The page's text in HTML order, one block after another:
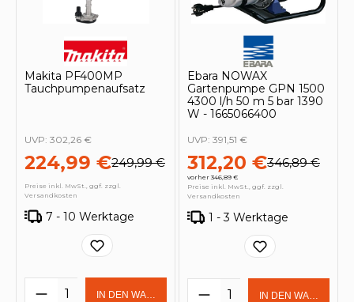
Makita PF400MP
Tauchpumpenaufsatz
224,99 €249,99 €
UVP: 302,26 €
Preise inkl. MwSt., ggf. zzgl.
Versandkosten
7 - 10 Werktage
Produkt Anzahl: Gib den
IN DEN WARENKORB
Ebara NOWAX
Gartenpumpe GPN 1500
4300 l/h 50 m 5 bar 1390
W - 1665066400
312,20 €346,89 €
vorher 346,89 €
UVP: 391,51 €
Preise inkl. MwSt., ggf. zzgl.
Versandkosten
1 - 3 Werktage
Produkt Anzahl:
IN DEN